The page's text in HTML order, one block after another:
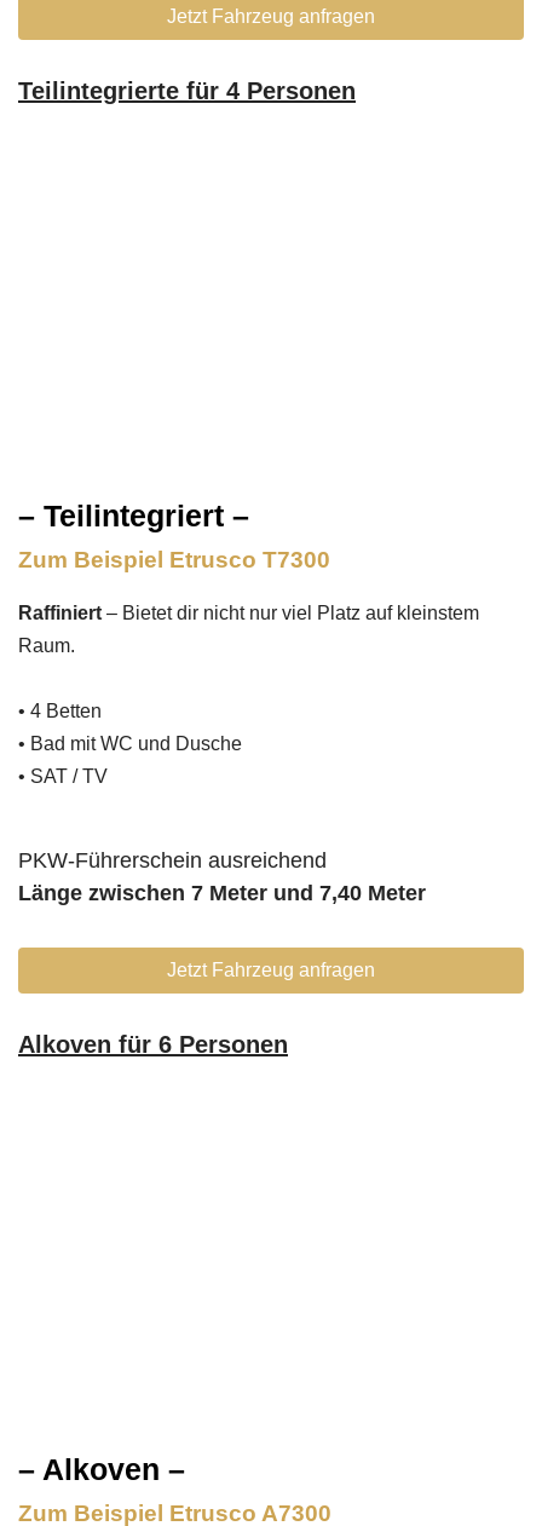
Jetzt Fahrzeug anfragen
Teilintegrierte für 4 Personen
– Teilintegriert –
Zum Beispiel Etrusco T7300
Raffiniert – Bietet dir nicht nur viel Platz auf kleinstem
Raum.
• 4 Betten
• Bad mit WC und Dusche
• SAT / TV
PKW-Führerschein ausreichend
Länge zwischen 7 Meter und 7,40 Meter
Jetzt Fahrzeug anfragen
Alkoven für 6 Personen
– Alkoven –
Zum Beispiel Etrusco A7300